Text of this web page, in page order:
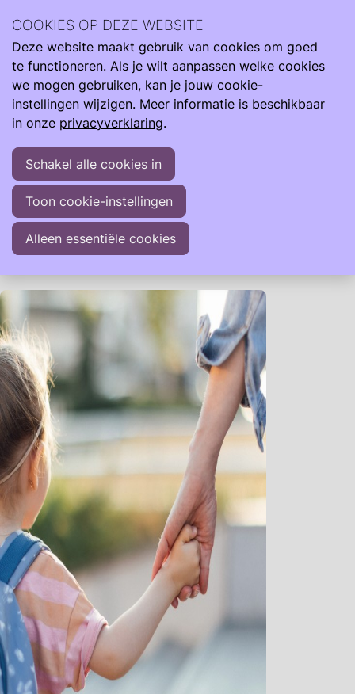
Zoeken
om je te ondersteunen als je kind te vroeg, te licht en ziek
geboren wordt.
Elk kind ontwikkelt zich op zijn eigen tempo, maar
kinderen die op de neonatologie hebben gelegen, kunnen
soms een iets ander ontwikkelingspad volgen. Het is
belangrijk om te onthouden dat elk kind uniek is. Sommige
kinderen halen eventuele achterstanden snel in, terwijl
anderen wat meer tijd nodig hebben of hun achterstand
niet inhalen. Vergelijk je kind niet te veel met anderen,
maar vier de individuele kwaliteiten!
COOKIES OP DEZE WEBSITE
Deze website maakt gebruik van cookies om goed
te functioneren. Als je wilt aanpassen welke cookies
we mogen gebruiken, kan je jouw cookie-
instellingen wijzigen. Meer informatie is beschikbaar
in onze privacyverklaring.
Schakel alle cookies in
Toon cookie-instellingen
Alleen essentiële cookies